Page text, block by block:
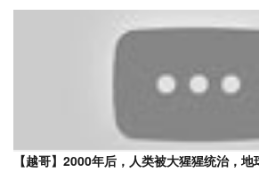
【越哥】2000年后，人类被大猩猩统治，地